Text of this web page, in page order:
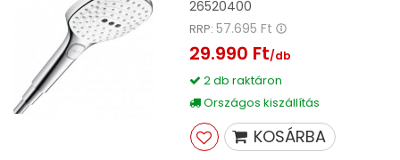
26520400
RRP: 57.695 Ft
29.990 Ft/db
2 db raktáron
Országos kiszállítás
KOSÁRBA